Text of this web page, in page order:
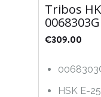
Tribos
0068303G
€309.00
HSK E-25